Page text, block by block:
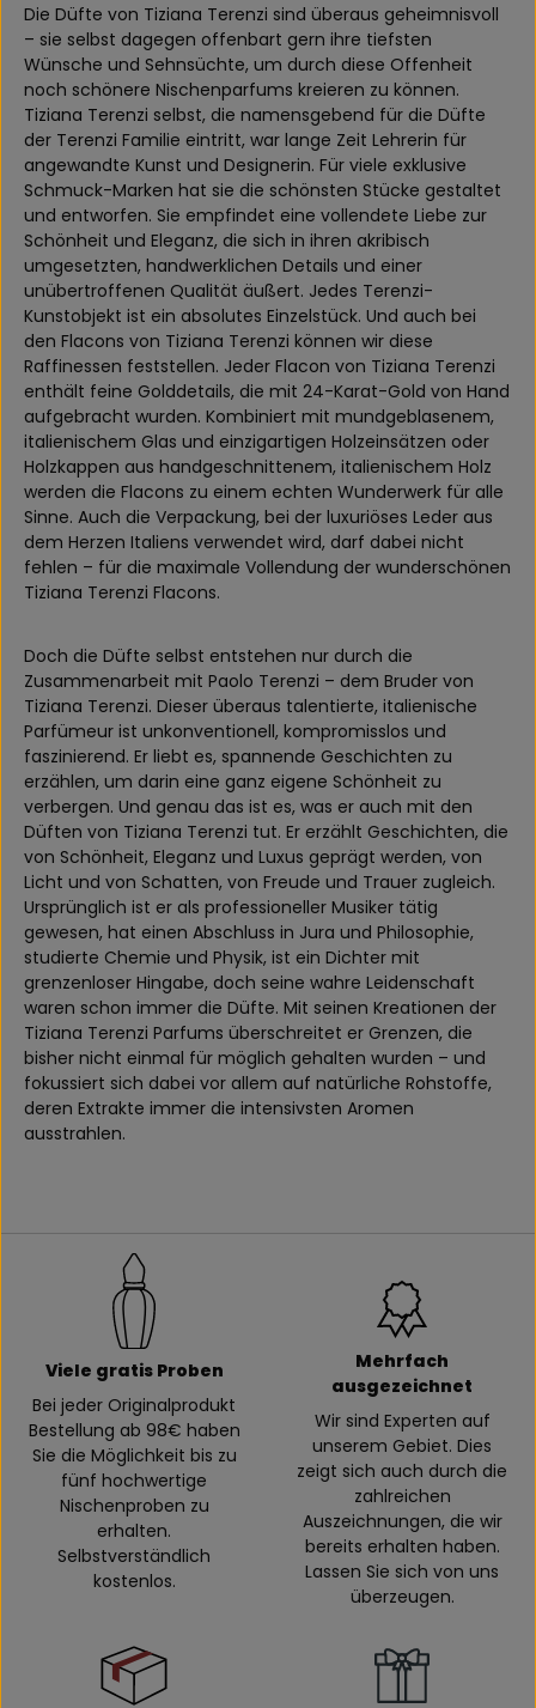
Die Düfte von Tiziana Terenzi sind überaus geheimnisvoll
– sie selbst dagegen offenbart gern ihre tiefsten
Wünsche und Sehnsüchte, um durch diese Offenheit
noch schönere Nischenparfums kreieren zu können.
Tiziana Terenzi selbst, die namensgebend für die Düfte
der Terenzi Familie eintritt, war lange Zeit Lehrerin für
angewandte Kunst und Designerin. Für viele exklusive
Schmuck-Marken hat sie die schönsten Stücke gestaltet
und entworfen. Sie empfindet eine vollendete Liebe zur
Schönheit und Eleganz, die sich in ihren akribisch
umgesetzten, handwerklichen Details und einer
unübertroffenen Qualität äußert. Jedes Terenzi-
Kunstobjekt ist ein absolutes Einzelstück. Und auch bei
den Flacons von Tiziana Terenzi können wir diese
Raffinessen feststellen. Jeder Flacon von Tiziana Terenzi
enthält feine Golddetails, die mit 24-Karat-Gold von Hand
aufgebracht wurden. Kombiniert mit mundgeblasenem,
italienischem Glas und einzigartigen Holzeinsätzen oder
Holzkappen aus handgeschnittenem, italienischem Holz
werden die Flacons zu einem echten Wunderwerk für alle
Sinne. Auch die Verpackung, bei der luxuriöses Leder aus
dem Herzen Italiens verwendet wird, darf dabei nicht
fehlen – für die maximale Vollendung der wunderschönen
Tiziana Terenzi Flacons.
Doch die Düfte selbst entstehen nur durch die
Zusammenarbeit mit Paolo Terenzi – dem Bruder von
Tiziana Terenzi. Dieser überaus talentierte, italienische
Parfümeur ist unkonventionell, kompromisslos und
faszinierend. Er liebt es, spannende Geschichten zu
erzählen, um darin eine ganz eigene Schönheit zu
verbergen. Und genau das ist es, was er auch mit den
Düften von Tiziana Terenzi tut. Er erzählt Geschichten, die
von Schönheit, Eleganz und Luxus geprägt werden, von
Licht und von Schatten, von Freude und Trauer zugleich.
Ursprünglich ist er als professioneller Musiker tätig
gewesen, hat einen Abschluss in Jura und Philosophie,
studierte Chemie und Physik, ist ein Dichter mit
grenzenloser Hingabe, doch seine wahre Leidenschaft
waren schon immer die Düfte. Mit seinen Kreationen der
Tiziana Terenzi Parfums überschreitet er Grenzen, die
bisher nicht einmal für möglich gehalten wurden – und
fokussiert sich dabei vor allem auf natürliche Rohstoffe,
deren Extrakte immer die intensivsten Aromen
ausstrahlen.
Viele gratis Proben
Bei jeder Originalprodukt
Bestellung ab 98€ haben
Sie die Möglichkeit bis zu
fünf hochwertige
Nischenproben zu
erhalten.
Selbstverständlich
kostenlos.
Mehrfach
ausgezeichnet
Wir sind Experten auf
unserem Gebiet. Dies
zeigt sich auch durch die
zahlreichen
Auszeichnungen, die wir
bereits erhalten haben.
Lassen Sie sich von uns
überzeugen.